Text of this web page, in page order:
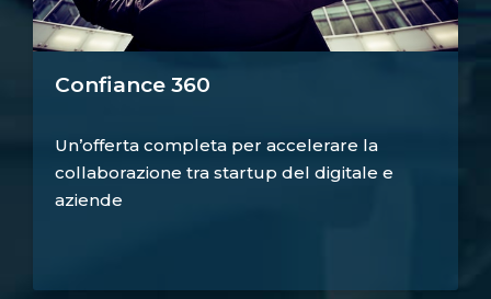
Confiance 360
Un’offerta completa per accelerare la
collaborazione tra startup del digitale e
aziende